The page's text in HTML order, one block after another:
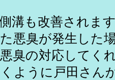
溝も改善されま
悪臭が発生した
臭の対応してく
ように戸田さん